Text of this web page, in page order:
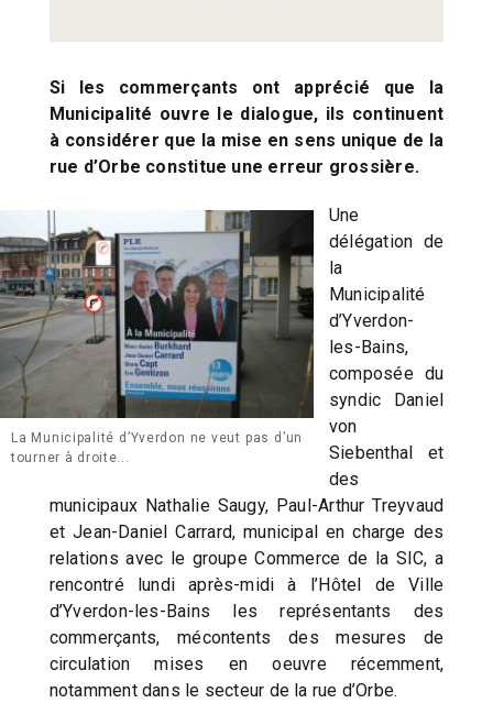
Si les commerçants ont apprécié que la
Municipalité ouvre le dialogue, ils continuent
à considérer que la mise en sens unique de la
rue d’Orbe constitue une erreur grossière.
La Municipalité d’Yverdon ne veut pas d’un
tourner à droite...
Une
délégation de
la
Municipalité
d’Yverdon-
les-Bains,
composée du
syndic Daniel
von
Siebenthal et
des
municipaux Nathalie Saugy, Paul-Arthur Treyvaud
et Jean-Daniel Carrard, municipal en charge des
relations avec le groupe Commerce de la SIC, a
rencontré lundi après-midi à l’Hôtel de Ville
d’Yverdon-les-Bains les représentants des
commerçants, mécontents des mesures de
circulation mises en oeuvre récemment,
notamment dans le secteur de la rue d’Orbe.